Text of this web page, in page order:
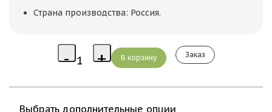
Страна производства: Россия.
Заказ
Выбрать дополнительные опции